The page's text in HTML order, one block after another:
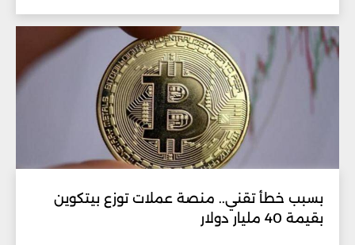
بسبب خطأ تقني.. منصة عملات توزع بيتكوين
بقيمة 40 مليار دولار